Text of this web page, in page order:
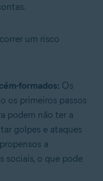
um risco
formados: Os
os primeiros passos
podem não ter a
golpes e ataques
a
sociais, o que pode